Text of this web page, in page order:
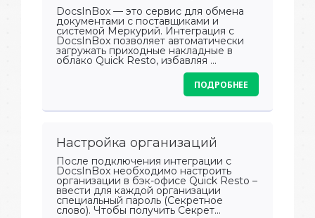
DocsInBox — это сервис для обмена
документами с поставщиками и
системой Меркурий. Интеграция с
DocsInBox позволяет автоматически
загружать приходные накладные в
облако Quick Resto, избавляя ...
ПОДРОБНЕЕ
Настройка организаций
После подключения интеграции с
DocsInBox необходимо настроить
организации в бэк-офисе Quick Resto –
ввести для каждой организации
специальный пароль (Секретное
слово). Чтобы получить Секрет...